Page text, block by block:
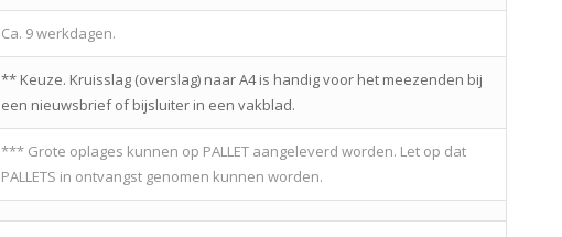
Ca. 9 werkdagen.
** Keuze. Kruisslag (overslag) naar A4 is handig voor het meezenden bij
een nieuwsbrief of bijsluiter in een vakblad.
*** Grote oplages kunnen op PALLET aangeleverd worden. Let op dat
PALLETS in ontvangst genomen kunnen worden.